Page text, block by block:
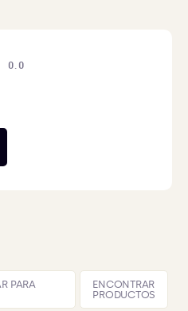
0.0
PARA
ENCONTRAR
PRODUCTOS